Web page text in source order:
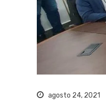
agosto 24, 2021